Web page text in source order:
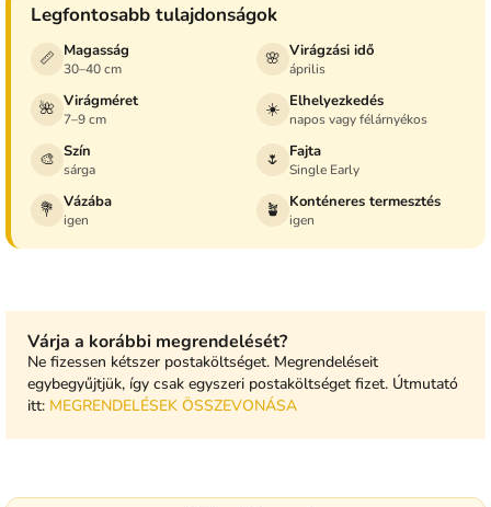
Legfontosabb tulajdonságok
📏 Magasság
30–40 cm 🌸 Virágzási idő
április
🌺 Virágméret
7–9 cm ☀️ Elhelyezkedés
napos vagy félárnyékos
🎨 Szín
sárga 🌷 Fajta
Single Early
💐 Vázába
igen 🪴 Konténeres termesztés
igen
Várja a korábbi megrendelését?
Ne fizessen kétszer postaköltséget. Megrendeléseit
egybegyűjtjük, így csak egyszeri postaköltséget fizet. Útmutató
itt: MEGRENDELÉSEK ÖSSZEVONÁSA